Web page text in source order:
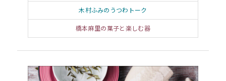
木村ふみのうつわトーク
橋本麻里の菓子と楽しむ器